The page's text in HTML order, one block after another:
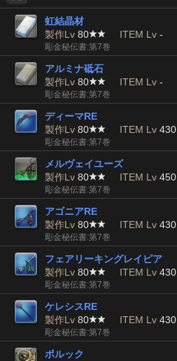
虹結晶材
製作Lv 80 ITEM Lv -
彫金秘伝書:第7巻
アルミナ砥石
製作Lv 80 ITEM Lv -
彫金秘伝書:第7巻
ディーマRE
製作Lv 80 ITEM Lv 430
彫金秘伝書:第7巻
メルヴェイユーズ
製作Lv 80 ITEM Lv 450
彫金秘伝書:第7巻
アゴニアRE
製作Lv 80 ITEM Lv 430
彫金秘伝書:第7巻
フェアリーキングレイピア
製作Lv 80 ITEM Lv 430
彫金秘伝書:第7巻
ケレシスRE
製作Lv 80 ITEM Lv 430
彫金秘伝書:第7巻
ポルック